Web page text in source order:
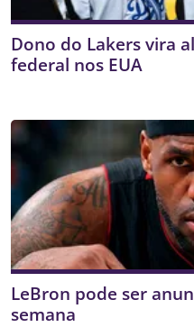
Dono do Lakers vira
federal nos EUA
LeBron pode ser
semana